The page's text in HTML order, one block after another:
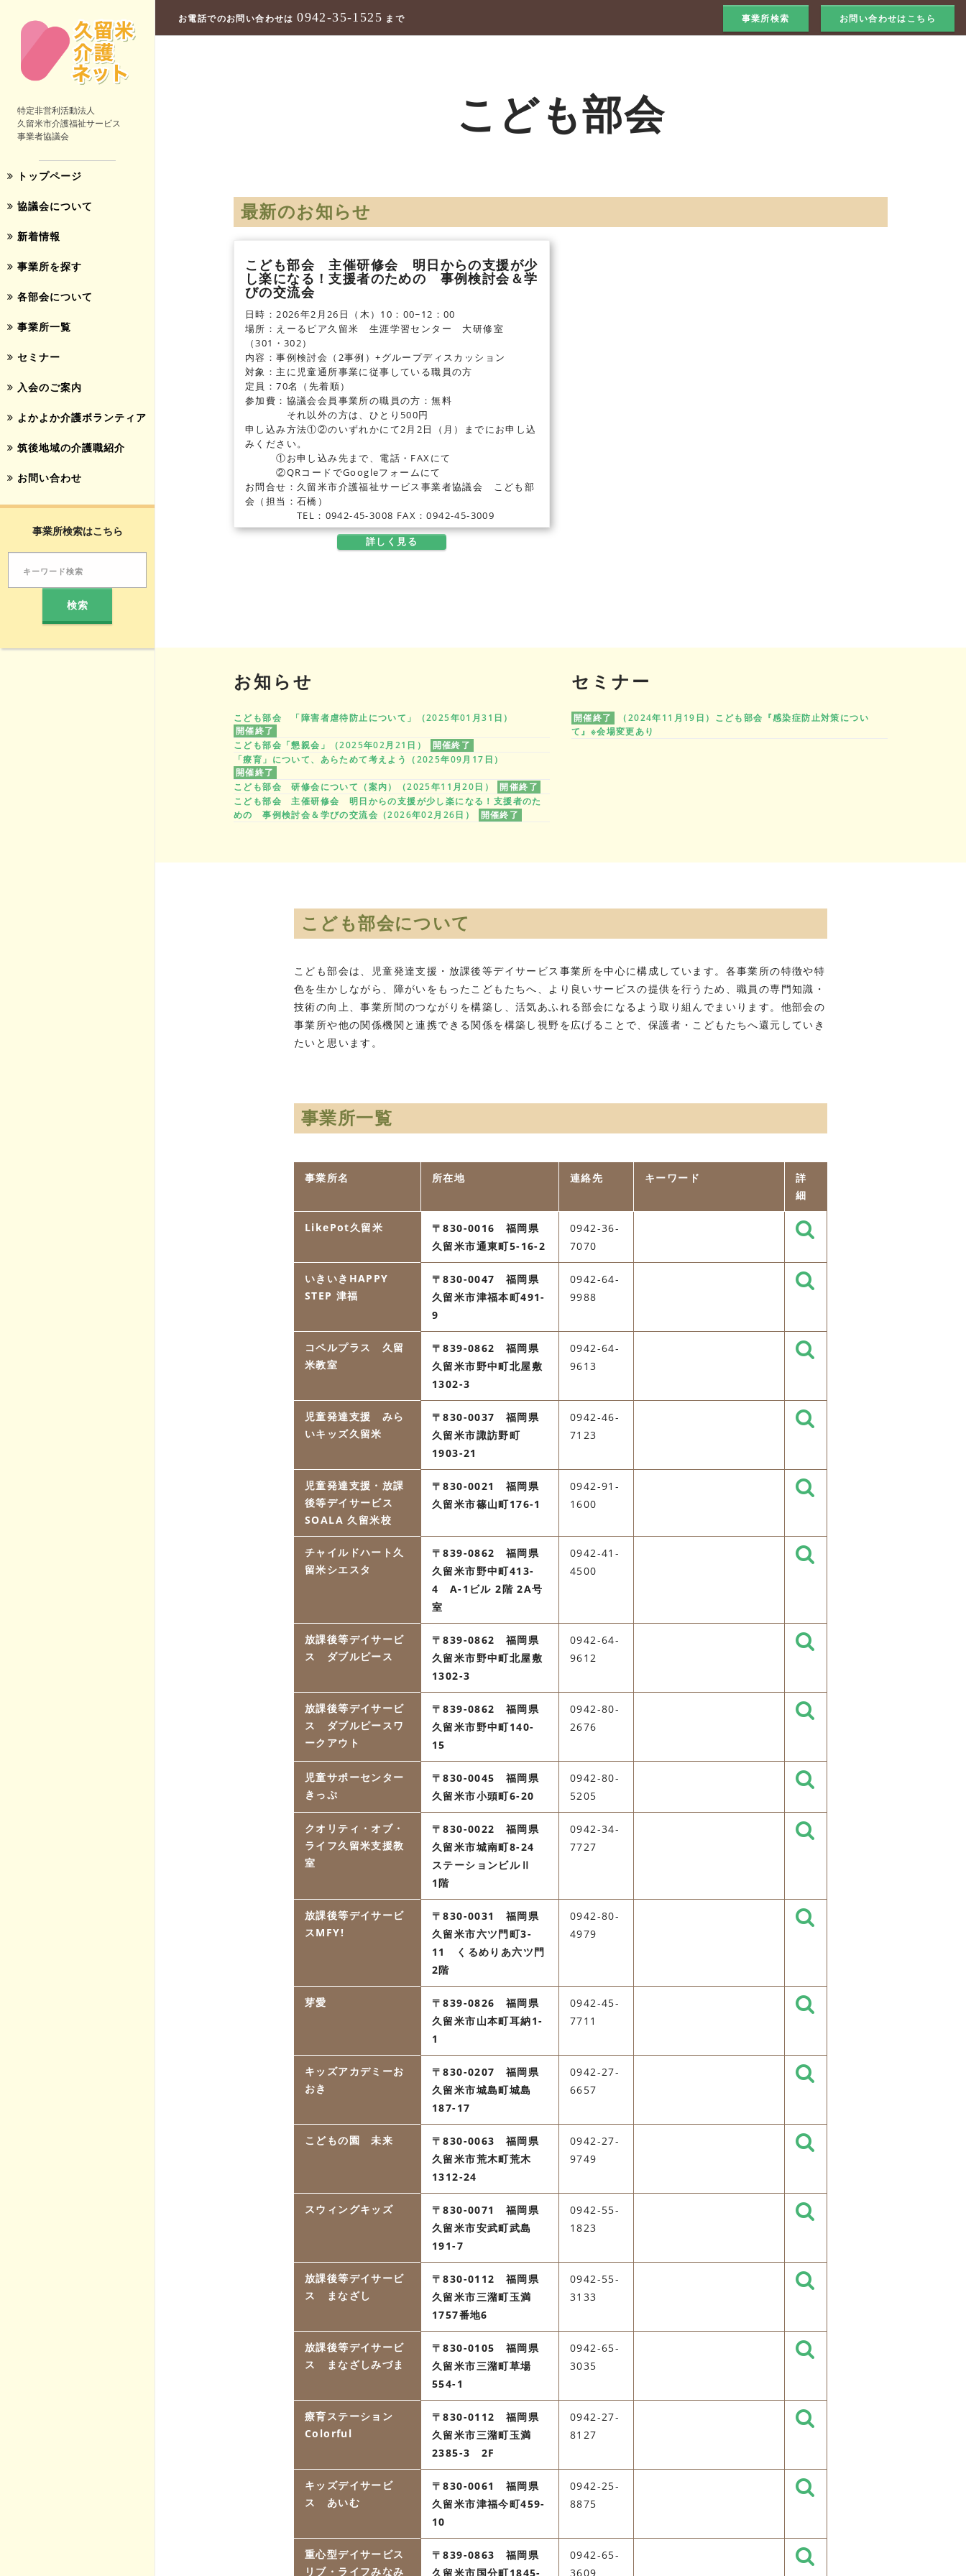
特定非営利活動法人
久留米市介護福祉サービス
事業者協議会
トップページ
協議会について
新着情報
事業所を探す
各部会について
事業所一覧
セミナー
入会のご案内
よかよか介護ボランティア
筑後地域の介護職紹介
お問い合わせ
事業所検索はこちら
お電話でのお問い合わせは0942-35-1525 まで 事業所検索 お問い合わせはこちら
こども部会
最新のお知らせ
こども部会 主催研修会 明日からの支援が少
し楽になる！支援者のための 事例検討会＆学
びの交流会
日時：2026年2月26日（木）10：00~12：00
場所：えーるピア久留米 生涯学習センター 大研修室
（301・302）
内容：事例検討会（2事例）+グループディスカッション
対象：主に児童通所事業に従事している職員の方
定員：70名（先着順）
参加費：協議会会員事業所の職員の方：無料
それ以外の方は、ひとり500円
申し込み方法①②のいずれかにて2月2日（月）までにお申し込
みください。
①お申し込み先まで、電話・FAXにて
②QRコードでGoogleフォームにて
お問合せ：久留米市介護福祉サービス事業者協議会 こども部
会（担当：石橋）
TEL：0942-45-3008 FAX：0942-45-3009
詳しく見る
お知らせ
こども部会 「障害者虐待防止について」（2025年01月31日）
開催終了
こども部会「懇親会」（2025年02月21日）
開催終了
「療育」について、あらためて考えよう（2025年09月17日）
開催終了
こども部会 研修会について（案内）（2025年11月20日）
開催終了
こども部会 主催研修会 明日からの支援が少し楽になる！支援者のた
めの 事例検討会＆学びの交流会（2026年02月26日）
開催終了
セミナー
開催終了
（2024年11月19日）こども部会『感染症防止対策につい
て』※会場変更あり
こども部会について
こども部会は、児童発達支援・放課後等デイサービス事業所を中心に構成しています。各事業所の特徴や特
色を生かしながら、障がいをもったこどもたちへ、より良いサービスの提供を行うため、職員の専門知識・
技術の向上、事業所間のつながりを構築し、活気あふれる部会になるよう取り組んでまいります。他部会の
事業所や他の関係機関と連携できる関係を構築し視野を広げることで、保護者・こどもたちへ還元していき
たいと思います。
事業所一覧
事業所名 所在地 連絡先 キーワード
詳
細
LikePot久留米
〒830-0016 福岡県
久留米市通東町5-16-2
0942-36-
7070
いきいきHAPPY
STEP 津福
〒830-0047 福岡県
久留米市津福本町491-
9
0942-64-
9988
コペルプラス 久留
米教室
〒839-0862 福岡県
久留米市野中町北屋敷
1302-3
0942-64-
9613
児童発達支援 みら
いキッズ久留米
〒830-0037 福岡県
久留米市諏訪野町
1903-21
0942-46-
7123
児童発達支援・放課
後等デイサービス
SOALA 久留米校
〒830-0021 福岡県
久留米市篠山町176-1
0942-91-
1600
チャイルドハート久
留米シエスタ
〒839-0862 福岡県
久留米市野中町413-
4 A-1ビル 2階 2A号
室
0942-41-
4500
放課後等デイサービ
ス ダブルピース
〒839-0862 福岡県
久留米市野中町北屋敷
1302-3
0942-64-
9612
放課後等デイサービ
ス ダブルピースワ
ークアウト
〒839-0862 福岡県
久留米市野中町140-
15
0942-80-
2676
児童サポーセンター
きっぷ
〒830-0045 福岡県
久留米市小頭町6-20
0942-80-
5205
クオリティ・オブ・
ライフ久留米支援教
室
〒830-0022 福岡県
久留米市城南町8-24
ステーションビルⅡ
1階
0942-34-
7727
放課後等デイサービ
スMFY!
〒830-0031 福岡県
久留米市六ツ門町3-
11 くるめりあ六ツ門
2階
0942-80-
4979
芽愛
〒839-0826 福岡県
久留米市山本町耳納1-
1
0942-45-
7711
キッズアカデミーお
おき
〒830-0207 福岡県
久留米市城島町城島
187-17
0942-27-
6657
こどもの園 未来
〒830-0063 福岡県
久留米市荒木町荒木
1312-24
0942-27-
9749
スウィングキッズ
〒830-0071 福岡県
久留米市安武町武島
191-7
0942-55-
1823
放課後等デイサービ
ス まなざし
〒830-0112 福岡県
久留米市三潴町玉満
1757番地6
0942-55-
3133
放課後等デイサービ
ス まなざしみづま
〒830-0105 福岡県
久留米市三潴町草場
554-1
0942-65-
3035
療育ステーション
Colorful
〒830-0112 福岡県
久留米市三潴町玉満
2385-3 2F
0942-27-
8127
キッズデイサービ
ス あいむ
〒830-0061 福岡県
久留米市津福今町459-
10
0942-25-
8875
重心型デイサービス
リブ・ライフみなみ
〒839-0863 福岡県
久留米市国分町1845-
0942-65-
3609